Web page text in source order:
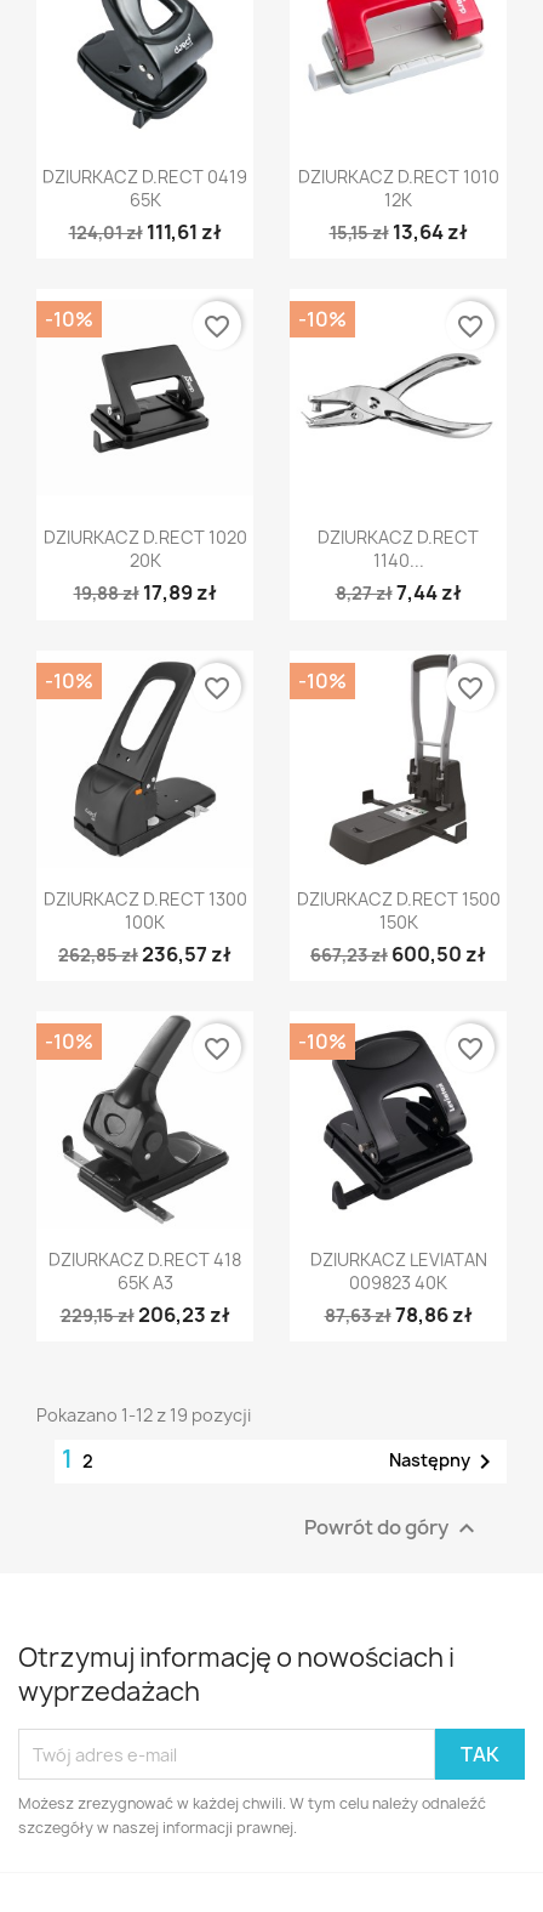
Szybki podgląd
DZIURKACZ D.RECT 0419
65K
124,01 zł 111,61 zł
Szybki podgląd
DZIURKACZ D.RECT 1010
12K
15,15 zł 13,64 zł
Szybki podgląd
DZIURKACZ D.RECT 1020
20K
19,88 zł 17,89 zł
-10% favorite_border
Szybki podgląd
DZIURKACZ D.RECT
1140...
8,27 zł7,44 zł
-10% favorite_border
Szybki podgląd
DZIURKACZ D.RECT 1300
100K
262,85 zł236,57 zł
-10% favorite_border
Szybki podgląd
DZIURKACZ D.RECT 1500
150K
667,23 zł 600,50 zł
-10% favorite_border
Szybki podgląd
DZIURKACZ D.RECT 418
65K A3
229,15 zł206,23 zł
-10% favorite_border
 Szybki podgląd
DZIURKACZ LEVIATAN
009823 40K
87,63 zł78,86 zł
-10% favorite_border
Pokazano 1-12 z 19 pozycji
1 2 Następny 
Powrót do góry 
Otrzymuj informację o nowościach i
wyprzedażach
Możesz zrezygnować w każdej chwili. W tym celu należy odnaleźć
szczegóły w naszej informacji prawnej.